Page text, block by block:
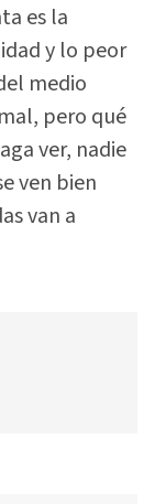
es la
y lo peor
medio
pero qué
ver, nadie
ven bien
van a